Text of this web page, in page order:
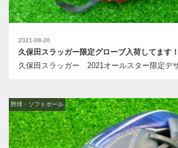
2021-08-20
久保田スラッガー限定グローブ入荷してます！
久保田スラッガー 2021オールスター限定デ
野球・ソフトボール